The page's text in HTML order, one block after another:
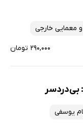
معمایی خارجی
۲۹۰,۰۰۰ تومان
یوسفی